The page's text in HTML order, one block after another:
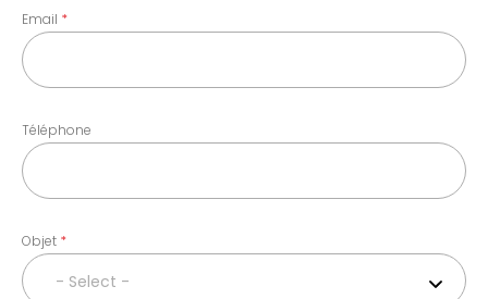
Email
Téléphone
Objet
- Select -